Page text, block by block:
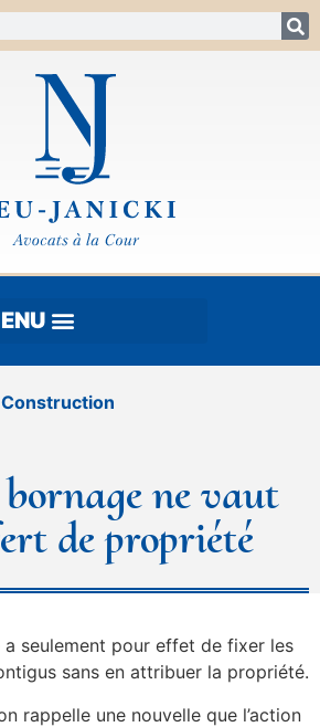
Construction
ne vaut
de propriété
a seulement pour effet de fixer les
sans en attribuer la propriété.
rappelle une nouvelle que l’action